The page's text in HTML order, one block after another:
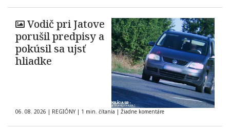
Vodič pri Jatove
porušil predpisy a
pokúsil sa ujsť
hliadke
06. 08. 2026 | REGIÓNY | 1 min. čítania | Žiadne komentáre